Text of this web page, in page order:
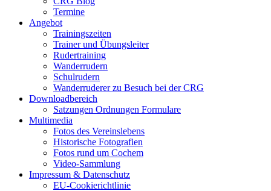
Termine
Angebot
Trainingszeiten
Trainer und Übungsleiter
Rudertraining
Wanderrudern
Schulrudern
Wanderruderer zu Besuch bei der CRG
Downloadbereich
Satzungen Ordnungen Formulare
Multimedia
Fotos des Vereinslebens
Historische Fotografien
Fotos rund um Cochem
Video-Sammlung
Impressum & Datenschutz
EU-Cookierichtlinie